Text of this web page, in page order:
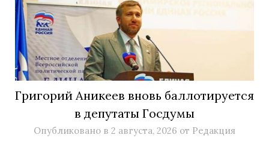
Григорий Аникеев вновь баллотируется
в депутаты Госдумы
Опубликовано в 2 августа, 2026 от Редакция